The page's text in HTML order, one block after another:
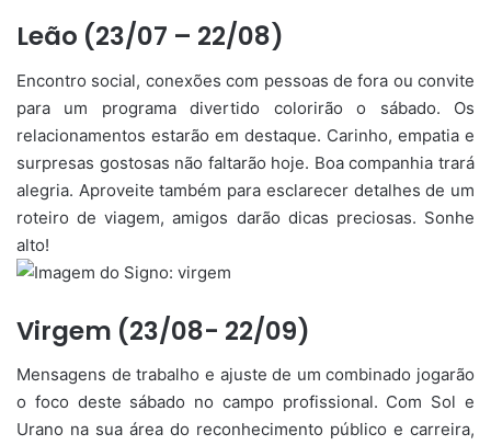
Leão (23/07 – 22/08)
Encontro social, conexões com pessoas de fora ou convite
para um programa divertido colorirão o sábado. Os
relacionamentos estarão em destaque. Carinho, empatia e
surpresas gostosas não faltarão hoje. Boa companhia trará
alegria. Aproveite também para esclarecer detalhes de um
roteiro de viagem, amigos darão dicas preciosas. Sonhe
alto!
Virgem (23/08- 22/09)
Mensagens de trabalho e ajuste de um combinado jogarão
o foco deste sábado no campo profissional. Com Sol e
Urano na sua área do reconhecimento público e carreira,